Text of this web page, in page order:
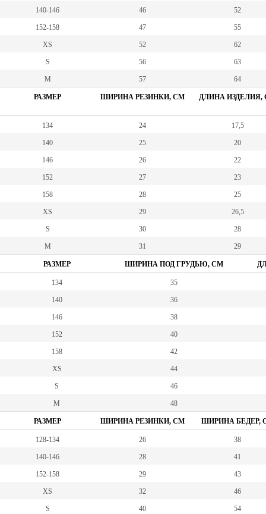
140-146 46 52
152-158 47 55
XS 52 62
S 56 63
M 57 64
РАЗМЕР ШИРИНА РЕЗИНКИ, СМ ДЛИНА ИЗДЕЛИЯ,
134 24 17,5
140 25 20
146 26 22
152 27 23
158 28 25
XS 29 26,5
S 30 28
M 31 29
РАЗМЕР ШИРИНА ПОД ГРУДЬЮ, СМ
134 35
140 36
146 38
152 40
158 42
XS 44
S 46
M 48
РАЗМЕР ШИРИНА РЕЗИНКИ, СМ ШИРИНА БЕДЕР,
128-134 26 38
140-146 28 41
152-158 29 43
XS 32 46
S 40 54